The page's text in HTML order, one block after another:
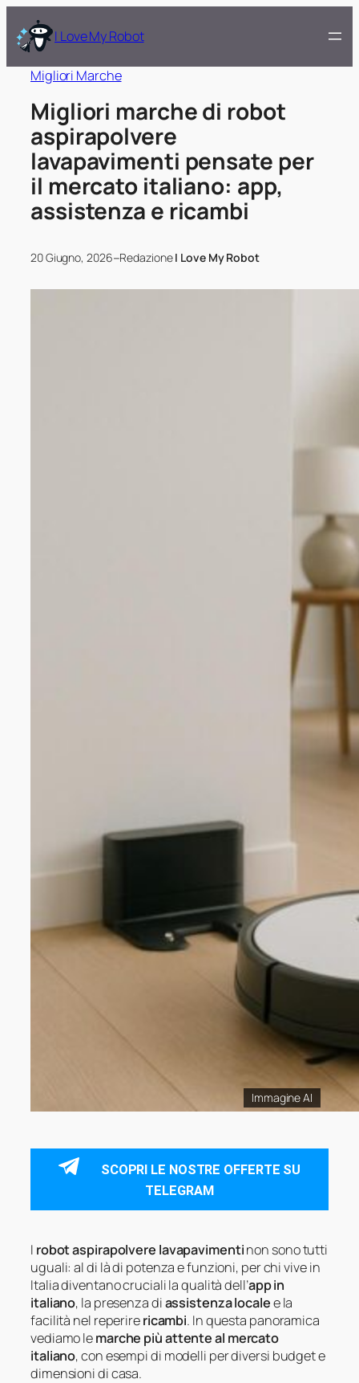
I Love My Robot
Migliori Marche
Migliori marche di robot
aspirapolvere
lavapavimenti pensate per
il mercato italiano: app,
assistenza e ricambi
20 Giugno, 2026–RedazioneI Love My Robot
Immagine AI
SCOPRI LE NOSTRE OFFERTE SU
TELEGRAM
I robot aspirapolvere lavapavimentinon sono tutti
uguali: al di là di potenza e funzioni, per chi vive in
Italia diventano cruciali la qualità dell’app in
italiano, la presenza diassistenza localee la
facilità nel reperirericambi. In questa panoramica
vediamo lemarche più attente al mercato
italiano, con esempi di modelli per diversi budget e
dimensioni di casa.